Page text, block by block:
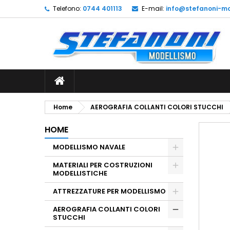
Telefono: 0744 401113 E-mail: info@stefanoni-
Home AEROGRAFIA COLLANTI COLORI STUCCHI
HOME
MODELLISMO NAVALE
MATERIALI PER COSTRUZIONI
MODELLISTICHE
ATTREZZATURE PER MODELLISMO
AEROGRAFIA COLLANTI COLORI
STUCCHI